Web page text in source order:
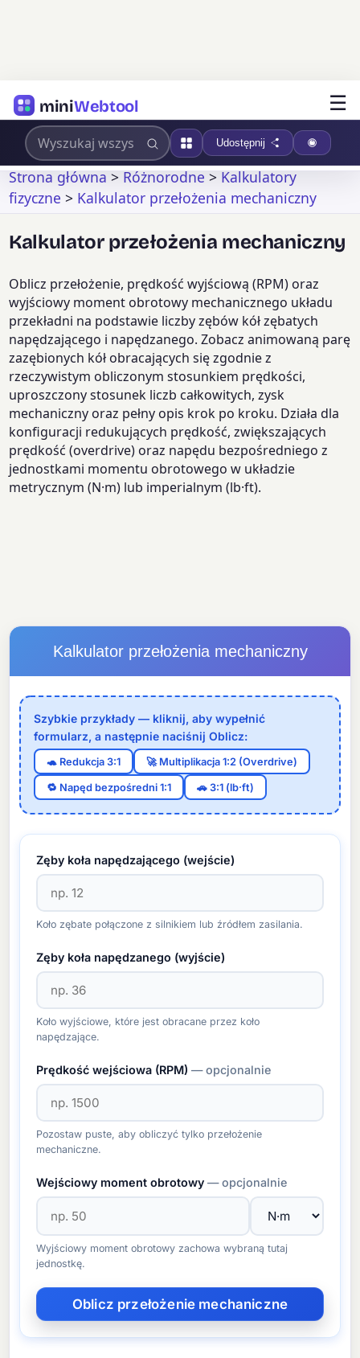
miniWebtool ☰
Udostępnij
Strona główna>Różnorodne>Kalkulatory
fizyczne > Kalkulator przełożenia mechaniczny
Kalkulator przełożenia mechaniczny
Oblicz przełożenie, prędkość wyjściową (RPM) oraz
wyjściowy moment obrotowy mechanicznego układu
przekładni na podstawie liczby zębów kół zębatych
napędzającego i napędzanego. Zobacz animowaną parę
zazębionych kół obracających się zgodnie z
rzeczywistym obliczonym stosunkiem prędkości,
uproszczony stosunek liczb całkowitych, zysk
mechaniczny oraz pełny opis krok po kroku. Działa dla
konfiguracji redukujących prędkość, zwiększających
prędkość (overdrive) oraz napędu bezpośredniego z
jednostkami momentu obrotowego w układzie
metrycznym (N·m) lub imperialnym (lb·ft).
Kalkulator przełożenia mechaniczny
Szybkie przykłady — kliknij, aby wypełnić
formularz, a następnie naciśnij Oblicz:
🐢 Redukcja 3:1 🚀 Multiplikacja 1:2 (Overdrive)
🔁 Napęd bezpośredni 1:1 🚗 3:1 (lb·ft)
Zęby koła napędzającego (wejście)
Koło zębate połączone z silnikiem lub źródłem zasilania.
Zęby koła napędzanego (wyjście)
Koło wyjściowe, które jest obracane przez koło
napędzające.
Prędkość wejściowa (RPM)— opcjonalnie
Pozostaw puste, aby obliczyć tylko przełożenie
mechaniczne.
Wejściowy moment obrotowy— opcjonalnie
Wyjściowy moment obrotowy zachowa wybraną tutaj
jednostkę.